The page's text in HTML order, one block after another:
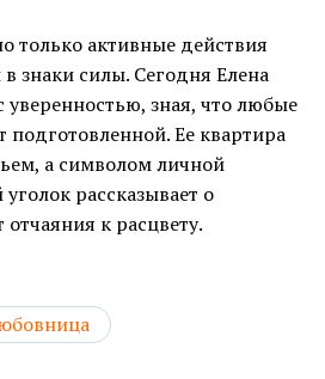
только активные действия
знаки силы. Сегодня Елена
уверенностью, зная, что любые
подготовленной. Ее квартира
а символом личной
рассказывает о
к расцвету.